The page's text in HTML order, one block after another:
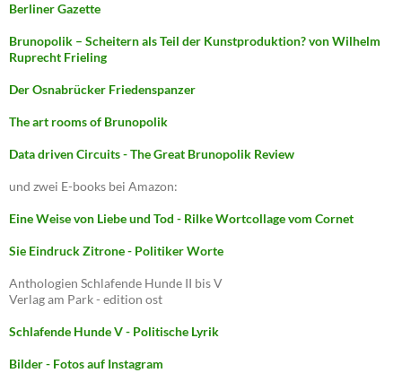
Berliner Gazette
Brunopolik – Scheitern als Teil der Kunstproduktion? von Wilhelm
Ruprecht Frieling
Der Osnabrücker Friedenspanzer
The art rooms of Brunopolik
Data driven Circuits - The Great Brunopolik Review
und zwei E-books bei Amazon:
Eine Weise von Liebe und Tod - Rilke Wortcollage vom Cornet
Sie Eindruck Zitrone - Politiker Worte
Anthologien Schlafende Hunde II bis V
Verlag am Park - edition ost
Schlafende Hunde V - Politische Lyrik
Bilder - Fotos auf Instagram